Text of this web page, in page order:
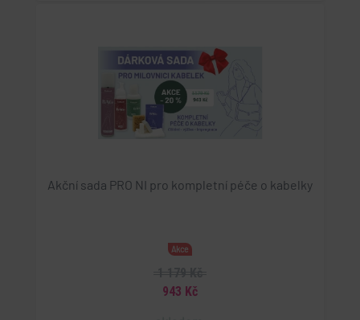
Akční sada PRO NI pro kompletní péče o kabelky
Akce
943 Kč